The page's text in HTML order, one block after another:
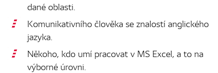
dané oblasti.
Komunikativního člověka se znalostí anglického
jazyka.
Někoho, kdo umí pracovat v MS Excel, a to na
výborné úrovni.